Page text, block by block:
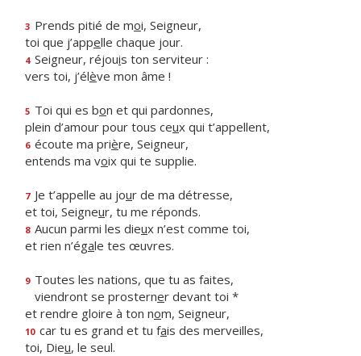
3 Prends pitié de moi, Seigneur,
toi que j’appelle chaque jour.
4 Seigneur, réjouis ton serviteur :
vers toi, j’élève mon âme !
5 Toi qui es bon et qui pardonnes,
plein d’amour pour tous ceux qui t’appellent,
6 écoute ma prière, Seigneur,
entends ma voix qui te supplie.
7 Je t’appelle au jour de ma détresse,
et toi, Seigneur, tu me réponds.
8 Aucun parmi les dieux n’est comme toi,
et rien n’égale tes œuvres.
9 Toutes les nations, que tu as faites,
viendront se prosterner devant toi *
et rendre gloire à ton nom, Seigneur,
10 car tu es grand et tu fais des merveilles,
toi, Dieu, le seul.